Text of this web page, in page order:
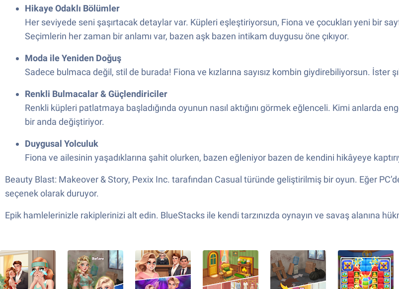
Hikaye Odaklı Bölümler
Her seviyede seni şaşırtacak detaylar var. Küpleri eşleştiriyorsun, Fiona ve çocukları yeni bir
Seçimlerin her zaman bir anlamı var, bazen aşk bazen intikam duygusu öne çıkıyor.
Moda ile Yeniden Doğuş
Sadece bulmaca değil, stil de burada! Fiona ve kızlarına sayısız kombin giydirebiliyorsun. İster
Renkli Bulmacalar & Güçlendiriciler
Renkli küpleri patlatmaya başladığında oyunun nasıl aktığını görmek eğlenceli. Kimi anlarda
bir anda değiştiriyor.
Duygusal Yolculuk
Fiona ve ailesinin yaşadıklarına şahit olurken, bazen eğleniyor bazen de kendini hikâyeye
Beauty Blast: Makeover & Story, Pexix Inc. tarafından Casual türünde geliştirilmiş bir oyun. Eğer
seçenek olarak duruyor.
Epik hamlelerinizle rakiplerinizi alt edin. BlueStacks ile kendi tarzınızda oynayın ve savaş alanına